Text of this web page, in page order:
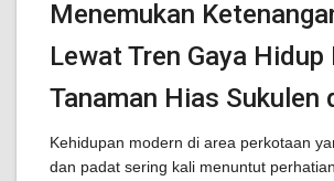
Menemukan
Lewat Tren Gaya Hidup
Tanaman Hias Sukulen
Kehidupan modern di area perkotaan
dan padat sering kali menuntut